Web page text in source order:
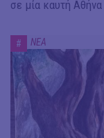
σε μία καυτή Αθήνα
# ΝΕΑ